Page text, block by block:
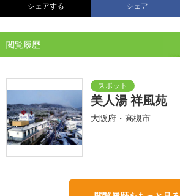
シェアする シェア
閲覧履歴
美人湯 祥風苑
大阪府・高槻市